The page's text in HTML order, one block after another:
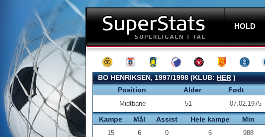
HOLD
BO HENRIKSEN, 1997/1998 (KLUB:HER)
Position
Alder Født
Midtbane 51 07.02.1975
Kampe Mål Assist Hele kampe Min
15 6 0 6 988